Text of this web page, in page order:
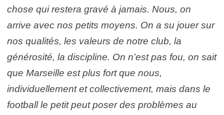
chose qui restera gravé à jamais. Nous, on
arrive avec nos petits moyens. On a su jouer sur
nos qualités, les valeurs de notre club, la
générosité, la discipline. On n’est pas fou, on sait
que Marseille est plus fort que nous,
individuellement et collectivement, mais dans le
football le petit peut poser des problèmes au